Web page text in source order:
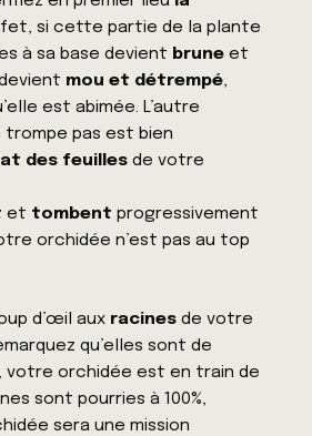
si cette partie de la plante
à sa base devient brune et
mou et détrempé,
est abimée. L’autre
trompe pas est bien
des feuilles de votre
et tombent progressivement
orchidée n’est pas au top
d’œil aux racines de votre
qu’elles sont de
, votre orchidée est en train de
sont pourries à 100%,
sera une mission